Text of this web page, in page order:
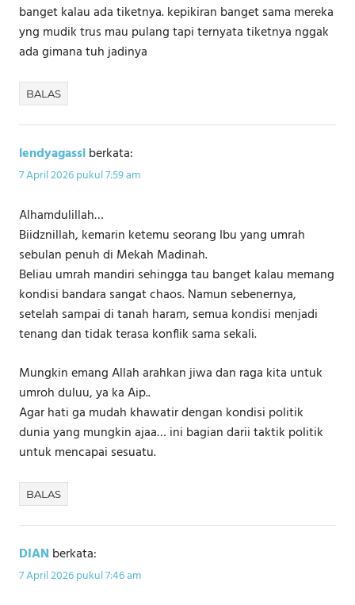
banget kalau ada tiketnya. kepikiran banget sama mereka
yng mudik trus mau pulang tapi ternyata tiketnya nggak
ada gimana tuh jadinya
BALAS
lendyagassiberkata:
7 April 2026 pukul 7:59 am
Alhamdulillah…
Biidznillah, kemarin ketemu seorang Ibu yang umrah
sebulan penuh di Mekah Madinah.
Beliau umrah mandiri sehingga tau banget kalau memang
kondisi bandara sangat chaos. Namun sebenernya,
setelah sampai di tanah haram, semua kondisi menjadi
tenang dan tidak terasa konflik sama sekali.
Mungkin emang Allah arahkan jiwa dan raga kita untuk
umroh duluu, ya ka Aip..
Agar hati ga mudah khawatir dengan kondisi politik
dunia yang mungkin ajaa… ini bagian darii taktik politik
untuk mencapai sesuatu.
BALAS
DIAN berkata:
7 April 2026 pukul 7:46 am